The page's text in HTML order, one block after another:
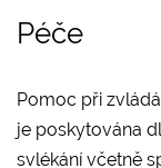
Péče
Pomoc při
je poskytována
svlékání včetně